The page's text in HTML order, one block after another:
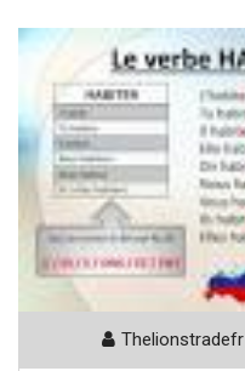
Thelionstradefr